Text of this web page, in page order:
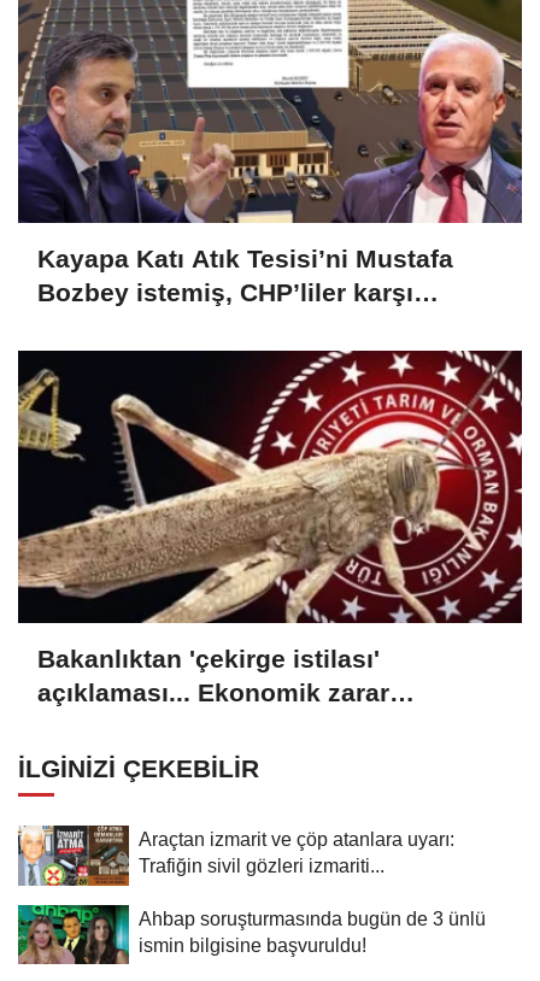
Kayapa Katı Atık Tesisi’ni Mustafa
Bozbey istemiş, CHP’liler karşı
Bakanlıktan 'çekirge istilası'
açıklaması... Ekonomik zarar
İLGINIZI ÇEKEBILIR
Araçtan izmarit ve çöp atanlara uyarı:
Trafiğin sivil gözleri izmariti...
Ahbap soruşturmasında bugün de 3 ünlü
ismin bilgisine başvuruldu!